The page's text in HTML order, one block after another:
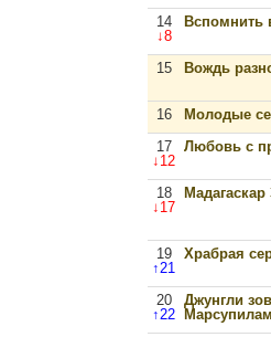
14
↓8
Вспомнить
15 Вождь
16
Молодые
17
↓12
Любовь с
18
↓17
Мадагаскар
19
↑21
Храбрая
20
↑22
Джунгли